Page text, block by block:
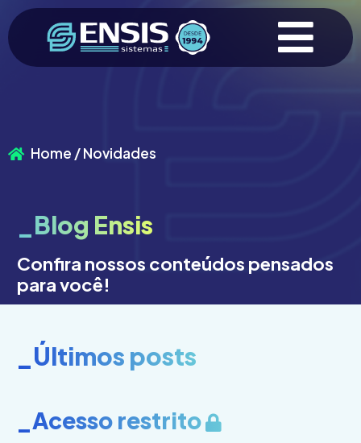
Home / Novidades
_Blog Ensis
Confira nossos conteúdos pensados
para você!
_Últimos posts
_Acesso restrito